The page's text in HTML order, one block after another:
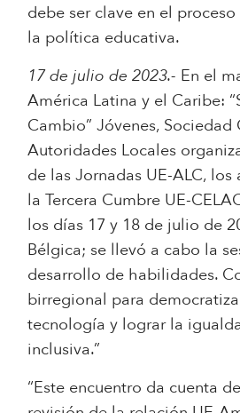
debe ser clave en el
la política educativa.
17 de julio de 2023.- En el
América Latina y el Caribe:
Cambio” Jóvenes, Sociedad
Autoridades Locales
de las Jornadas UE-ALC,
la Tercera Cumbre UE-
los días 17 y 18 de julio de
Bélgica; se llevó a cabo la
desarrollo de habilidades.
birregional para
tecnología y lograr la
inclusiva.”
“Este encuentro da cuenta